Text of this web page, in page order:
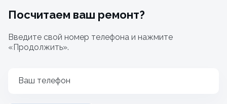
Посчитаем ваш ремонт?
Введите свой номер телефона и нажмите
«Продолжить».
Ваш телефон